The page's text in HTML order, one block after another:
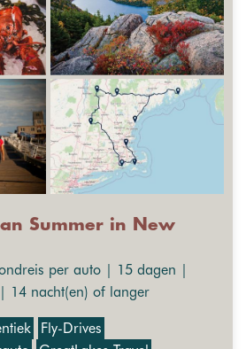
Summer in New
per auto | 15 dagen |
14 nacht(en) of langer
Fly-Drives